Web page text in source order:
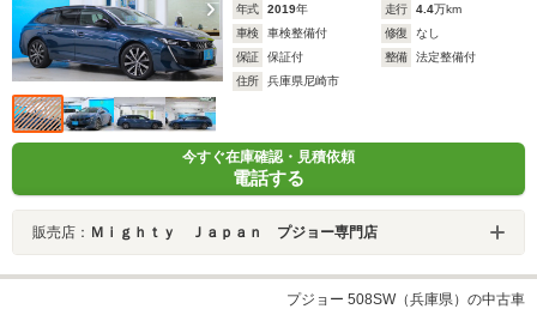
年式 2019年 走行 4.4万km
車検
車検整備付 修復
なし
保証
保証付 整備
法定整備付
住所
兵庫県尼崎市
今すぐ在庫確認・見積依頼
電話する
販売店： Ｍｉｇｈｔｙ Ｊａｐａｎ プジョー専門店
プジョー 508SW（兵庫県）の中古車